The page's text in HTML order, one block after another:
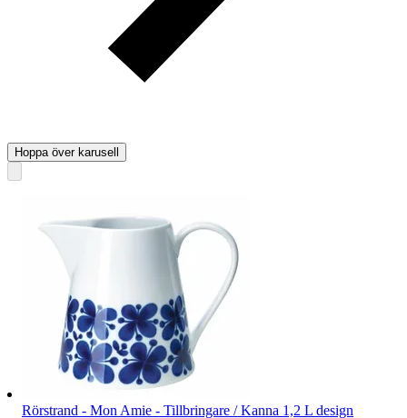
Hoppa över karusell
Rörstrand - Mon Amie - Tillbringare / Kanna 1,2 L design